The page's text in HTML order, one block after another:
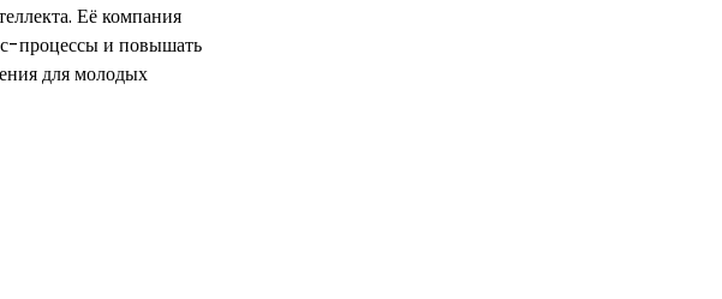
Её компания
процессы и повышать
для молодых